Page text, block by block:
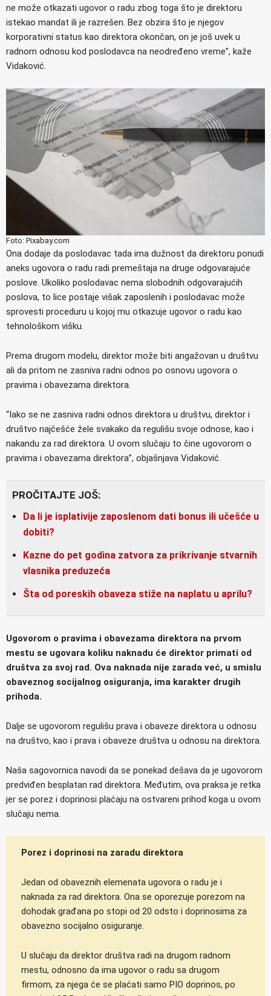
ne može otkazati ugovor o radu zbog toga što je direktoru
istekao mandat ili je razrešen. Bez obzira što je njegov
korporativni status kao direktora okončan, on je još uvek u
radnom odnosu kod poslodavca na neodređeno vreme”, kaže
Vidaković.
Foto: Pixabay.com
Ona dodaje da poslodavac tada ima dužnost da direktoru ponudi
aneks ugovora o radu radi premeštaja na druge odgovarajuće
poslove. Ukoliko poslodavac nema slobodnih odgovarajućih
poslova, to lice postaje višak zaposlenih i poslodavac može
sprovesti proceduru u kojoj mu otkazuje ugovor o radu kao
tehnološkom višku.
Prema drugom modelu, direktor može biti angažovan u društvu
ali da pritom ne zasniva radni odnos po osnovu ugovora o
pravima i obavezama direktora.
“Iako se ne zasniva radni odnos direktora u društvu, direktor i
društvo najčešće žele svakako da regulišu svoje odnose, kao i
nakandu za rad direktora. U ovom slučaju to čine ugovorom o
pravima i obavezama direktora”, objašnjava Vidaković.
PROČITAJTE JOŠ:
Da li je isplativije zaposlenom dati bonus ili učešće u
dobiti?
Kazne do pet godina zatvora za prikrivanje stvarnih
vlasnika preduzeća
Šta od poreskih obaveza stiže na naplatu u aprilu?
Ugovorom o pravima i obavezama direktora na prvom
mestu se ugovara koliku naknadu će direktor primati od
društva za svoj rad. Ova naknada nije zarada već, u smislu
obaveznog socijalnog osiguranja, ima karakter drugih
prihoda.
Dalje se ugovorom regulišu prava i obaveze direktora u odnosu
na društvo, kao i prava i obaveze društva u odnosu na direktora.
Naša sagovornica navodi da se ponekad dešava da je ugovorom
predviđen besplatan rad direktora. Međutim, ova praksa je retka
jer se porez i doprinosi plaćaju na ostvareni prihod koga u ovom
slučaju nema.
Porez i doprinosi na zaradu direktora
Jedan od obaveznih elemenata ugovora o radu je i
naknada za rad direktora. Ona se oporezuje porezom na
dohodak građana po stopi od 20 odsto i doprinosima za
obavezno socijalno osiguranje.
U slučaju da direktor društva radi na drugom radnom
mestu, odnosno da ima ugovor o radu sa drugom
firmom, za njega će se plaćati samo PIO doprinos, po